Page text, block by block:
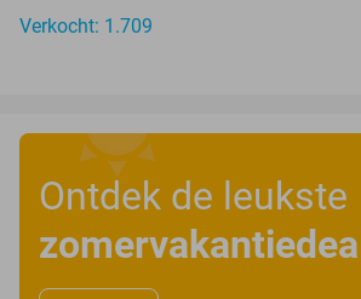
Verkocht: 1.709
Ontdek de leukste